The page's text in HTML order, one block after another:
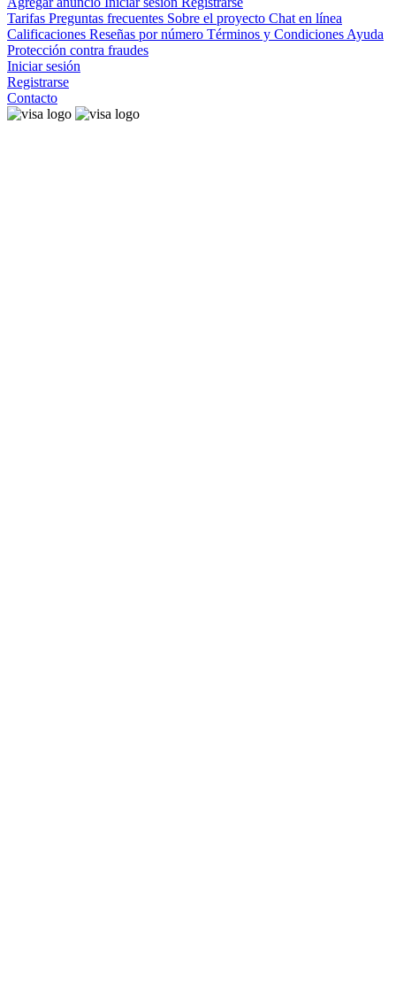
Tarifas Preguntas frecuentes Sobre el proyecto Chat en línea
Calificaciones Reseñas por número Términos y Condiciones Ayuda
Protección contra fraudes
Iniciar sesión
Registrarse
Contacto